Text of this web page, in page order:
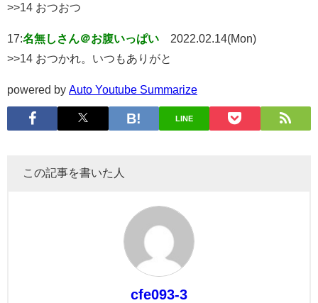
>>14 おつおつ
17:名無しさん＠お腹いっぱい
2022.02.14(Mon)
>>14 おつかれ。いつもありがと
powered by Auto Youtube Summarize
LINE
この記事を書いた人
cfe093-3